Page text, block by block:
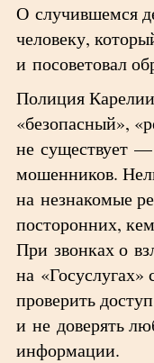
О случившемся
человеку,
и посоветовал
Полиция
«безопасный»,
не существует —
мошенников.
на незнакомые
посторонних,
При звонках о
на «Госуслугах»
проверить
и не доверять
информации.